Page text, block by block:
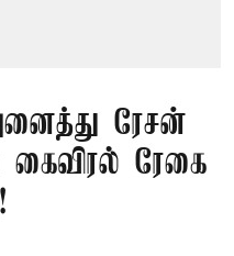
ரேசன்
கைவிரல் ரேகை